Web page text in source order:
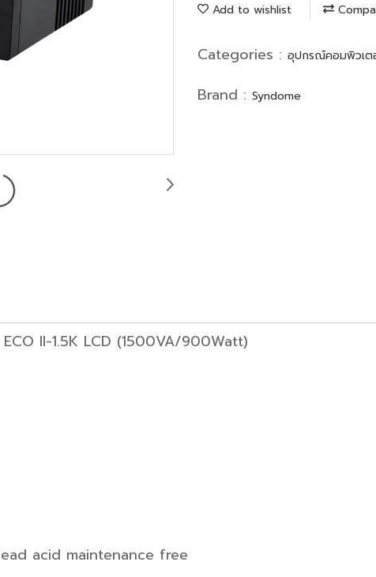
Add to wishlist
Categories : อุปกรณ์คอมพิวเต
Brand : Syndome
II-1.5K LCD (1500VA/900Watt)
acid maintenance free